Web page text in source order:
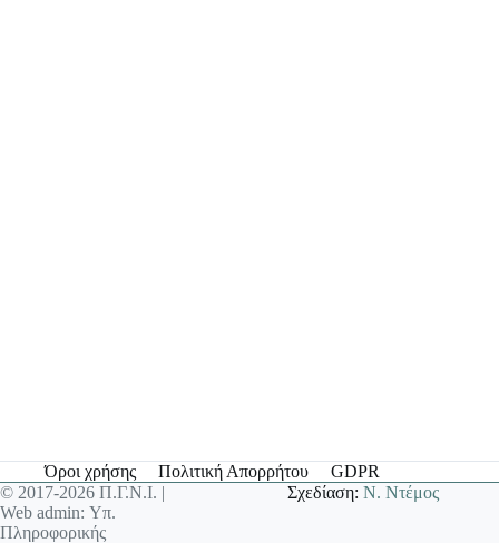
Όροι χρήσης Πολιτική Απορρήτου
GDPR
© 2017-2026 Π.Γ.Ν.Ι. |
Web admin: Υπ.
Πληροφορικής
Σχεδίαση:Ν. Ντέμος